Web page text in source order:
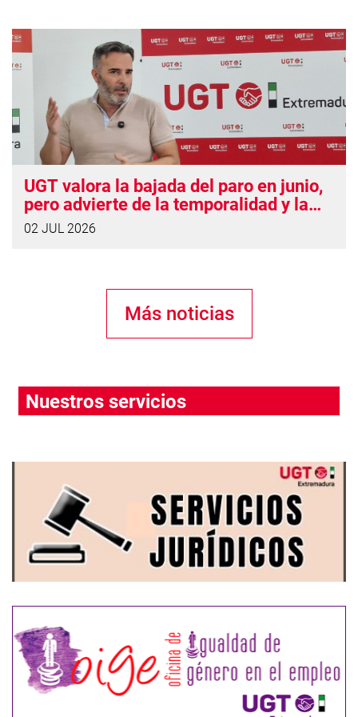
UGT valora la bajada del paro en junio,
pero advierte de la temporalidad y la
precariedad del empleo creado
02 JUL 2026
Más noticias
Nuestros servicios